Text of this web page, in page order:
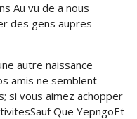
Au vu de a nous
des gens aupres
autre naissance
amis ne semblent
si vous aimez achopper
Que YepngoEt